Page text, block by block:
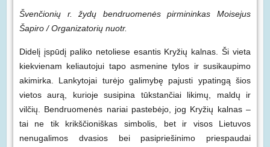
Švenčionių r. žydų bendruomenės pirmininkas Moisejus
Šapiro / Organizatorių nuotr.
Didelį įspūdį paliko netoliese esantis Kryžių kalnas. Ši vieta
kiekvienam keliautojui tapo asmenine tylos ir susikaupimo
akimirka. Lankytojai turėjo galimybę pajusti ypatingą šios
vietos aurą, kurioje susipina tūkstančiai likimų, maldų ir
vilčių. Bendruomenės nariai pastebėjo, jog Kryžių kalnas –
tai ne tik krikščioniškas simbolis, bet ir visos Lietuvos
nenugalimos dvasios bei pasipriešinimo priespaudai